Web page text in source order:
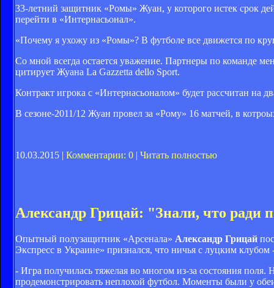
33-летний защитник «Ромы» Жуан, у которого истек срок
перейти в «Интернасьонал».
«Почему я ухожу из «Ромы»? В футболе все движется по
Со мной всегда остается уважение. Партнеры по команде
цитирует Жуана La Gazzetta dello Sport.
Контракт игрока с «Интернасьоналом» будет рассчитан на
В сезоне-2011/12 Жуан провел за «Рому» 16 матчей, в
10.03.2015 | Комментарии: 0 | Читать полностью
Александр Грицай: "Знали, что ради
Опытный полузащитник «Арсенала» Александр Грицай
Экспресс в Украине» признался, что ничья с луцким
- Игра получилась тяжелая во многом из-за состояния
продемонстрировать неплохой футбол. Моменты были у